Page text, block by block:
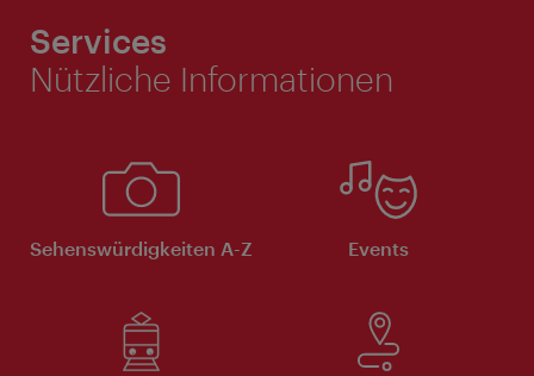
Services
Nützliche Informationen
Sehenswürdigkeiten A-Z Events